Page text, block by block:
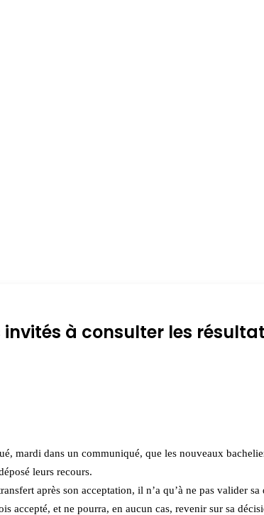
à consulter les
mardi dans un communiqué, que les nouveaux
leurs recours.
après son acceptation, il n’a qu’à ne pas valider
accepté, et ne pourra, en aucun cas, revenir sur sa